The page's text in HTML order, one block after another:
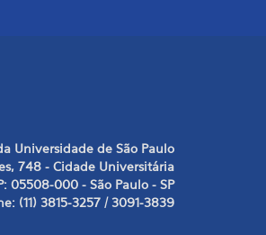
Universidade de São Paulo
748 - Cidade Universitária
05508-000 - São Paulo - SP
(11) 3815-3257 / 3091-3839